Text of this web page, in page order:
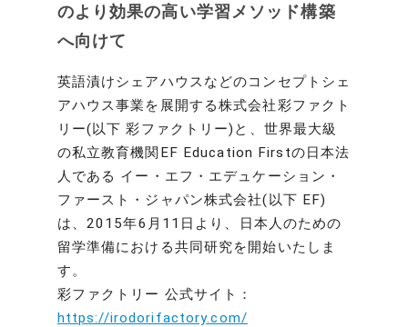
のより効果の高い学習メソッド構築
へ向けて
英語漬けシェアハウスなどのコンセプトシェ
アハウス事業を展開する株式会社彩ファクト
リー(以下 彩ファクトリー)と、世界最大級
の私立教育機関EF Education Firstの日本法
人である イー・エフ・エデュケーション・
ファースト・ジャパン株式会社(以下 EF)
は、2015年6月11日より、日本人のための
留学準備における共同研究を開始いたしま
す。
彩ファクトリー 公式サイト：
https://irodorifactory.com/